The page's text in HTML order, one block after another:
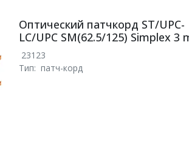
Оптический патчкорд ST/UPC-
LC/UPC SM(62.5/125) Simplex 3
23123
Тип: патч-корд